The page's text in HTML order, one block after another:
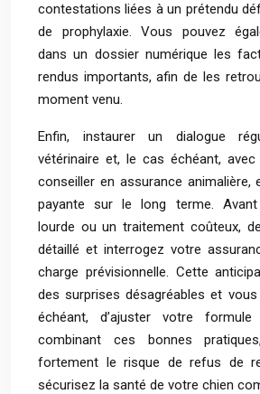
contestations liées à un prétendu
de prophylaxie. Vous pouvez
dans un dossier numérique les
rendus importants, afin de les
moment venu.
Enfin, instaurer un dialogue
vétérinaire et, le cas échéant,
conseiller en assurance animalière,
payante sur le long terme. Avant
lourde ou un traitement coûteux,
détaillé et interrogez votre
charge prévisionnelle. Cette
des surprises désagréables et
échéant, d’ajuster votre
combinant ces bonnes
fortement le risque de refus de
sécurisez la santé de votre chien